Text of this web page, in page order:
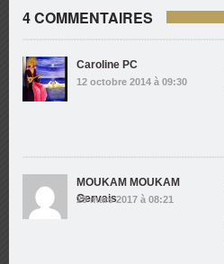
4 COMMENTAIRES
Caroline PC
12 octobre 2014 à 09:30
MOUKAM MOUKAM
Gervais
29 mars 2017 à 08:21